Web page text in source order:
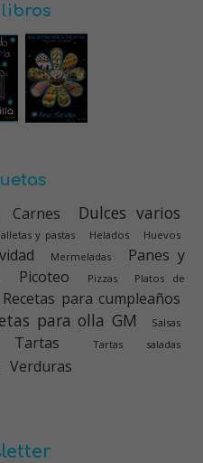
libros
Carnes Dulces varios
y pastas Helados Huevos
Mermeladas
Panes y
Picoteo Pizzas
Platos de
Recetas para cumpleaños
para olla GM
Salsas
Tartas Tartas saladas
Verduras